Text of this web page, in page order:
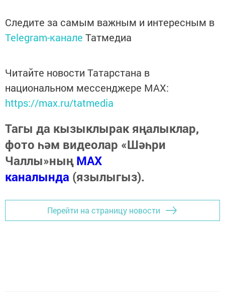
Следите за самым важным и интересным в
Telegram-канале Татмедиа
Читайте новости Татарстана в
национальном мессенджере MАХ:
https://max.ru/tatmedia
Тагы да кызыклырак яңалыклар,
фото һәм видеолар «Шәһри
Чаллы»ныңMAX
каналында (язылыгыз).
Перейти на страницу новости